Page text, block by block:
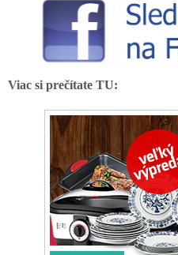
Viac si prečítate TU: